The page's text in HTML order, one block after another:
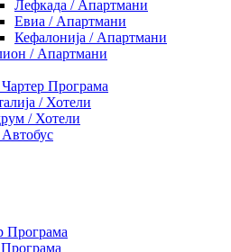
Лефкада / Апартмани
Евиа / Апартмани
Кефалонија / Апартмани
/ Апартмани
Програма
/ Хотели
/ Хотели
Програма